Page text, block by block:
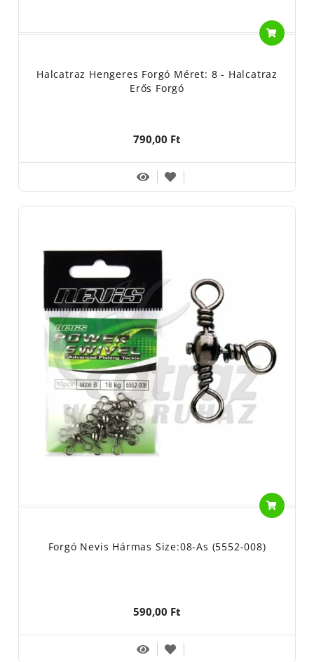
Halcatraz Hengeres Forgó Méret: 8 - Halcatraz
Erős Forgó
790,00 Ft
Forgó Nevis Hármas Size:08-As (5552-008)
590,00 Ft